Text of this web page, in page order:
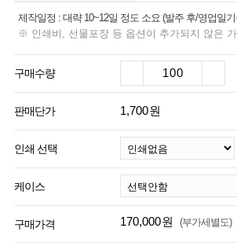
제작일정 : 대략 10~12일 정도 소요 (발주 후/영업일
※ 인쇄비, 선물포장 등 옵션이 추가되지 않은
구매수량
판매단가 1,700원
인쇄 선택
케이스
구매가격 170,000원 (부가세별도)